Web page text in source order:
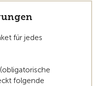
für jedes
(obligatorische
folgende